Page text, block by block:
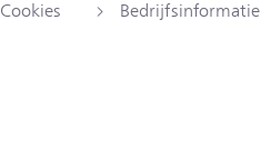
Cookies Bedrijfsinformatie